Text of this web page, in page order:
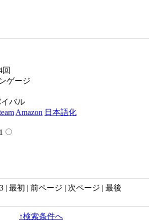
回
ゲージ
バル
Amazon 日本語化
1
| 最初 | 前ページ | 次ページ | 最後
↑検索条件へ